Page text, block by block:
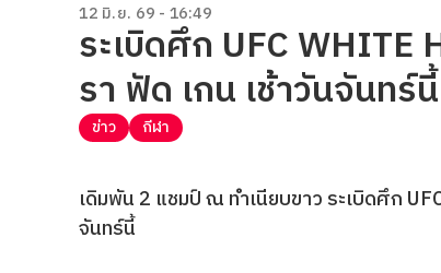
12 มิ.ย. 69 - 16:49
ระเบิดศึก UFC WHITE
รา ฟัด เกน เช้าวันจันทร์นี้
ข่าว กีฬา
เดิมพัน 2 แชมป์ ณ ทำเนียบขาว ระเบิดศึก
จันทร์นี้